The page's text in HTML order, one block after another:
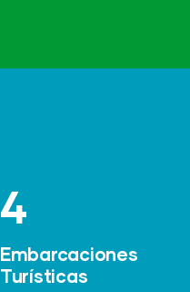
6
Embarcaciones
Turísticas